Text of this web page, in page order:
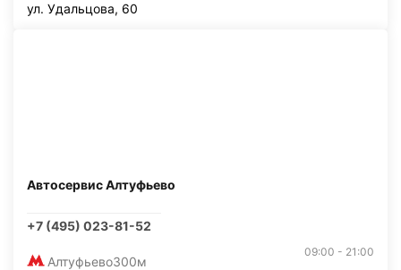
ул. Удальцова, 60
Автосервис Алтуфьево
+7 (495) 023-81-52
Алтуфьево300м
09:00 - 21:00